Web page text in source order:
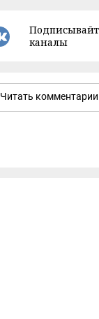
каналы
Читать комментарии